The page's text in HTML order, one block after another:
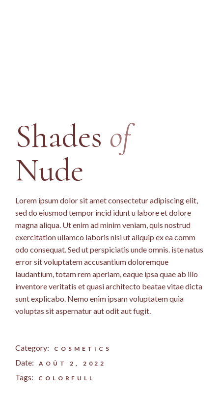
Shades of
Nude
Lorem ipsum dolor sit amet consectetur adipiscing elit,
sed do eiusmod tempor incid idunt u labore et dolore
magna aliqua. Ut enim ad minim veniam, quis nostrud
exercitation ullamco laboris nisi ut aliquip ex ea comm
odo consequat. Sed ut perspiciatis unde omnis. iste natus
error sit voluptatem accusantium doloremque
laudantium, totam rem aperiam, eaque ipsa quae ab illo
inventore veritatis et quasi architecto beatae vitae dicta
sunt explicabo. Nemo enim ipsam voluptatem quia
voluptas sit aspernatur aut odit aut fugit.
Category: COSMETICS
Date: AOÛT 2, 2022
Tags: COLORFULL